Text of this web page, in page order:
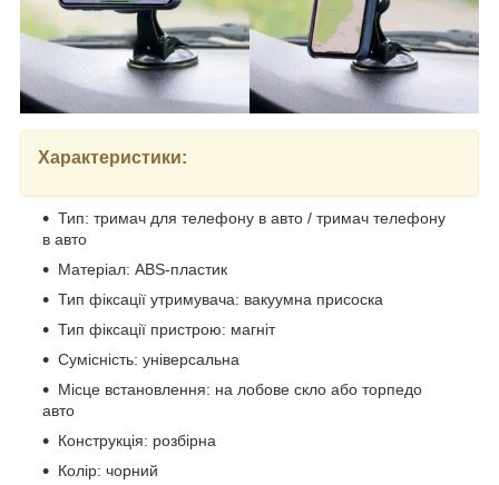
Характеристики:
Тип: тримач для телефону в авто / тримач телефону
в авто
Матеріал: ABS-пластик
Тип фіксації утримувача: вакуумна присоска
Тип фіксації пристрою: магніт
Сумісність: універсальна
Місце встановлення: на лобове скло або торпедо
авто
Конструкція: розбірна
Колір: чорний